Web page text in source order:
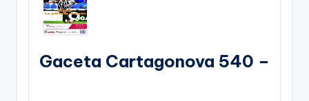
Gaceta Cartagonova 540 –